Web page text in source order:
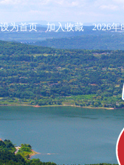
设为首页 加入收藏 2026年